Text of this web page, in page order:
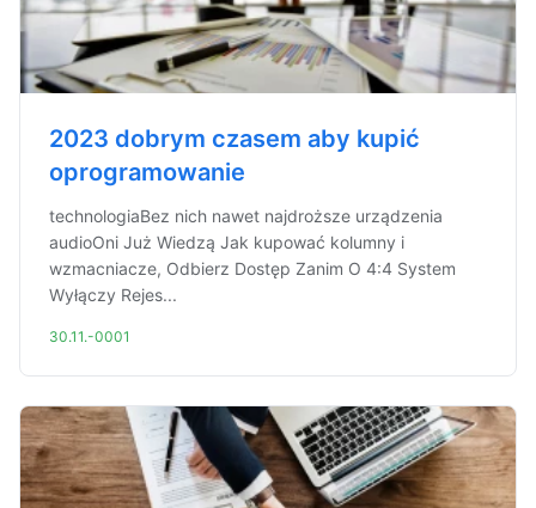
2023 dobrym czasem aby kupić
oprogramowanie
technologiaBez nich nawet najdroższe urządzenia
audioOni Już Wiedzą Jak kupować kolumny i
wzmacniacze, Odbierz Dostęp Zanim O 4:4 System
Wyłączy Rejes...
30.11.-0001